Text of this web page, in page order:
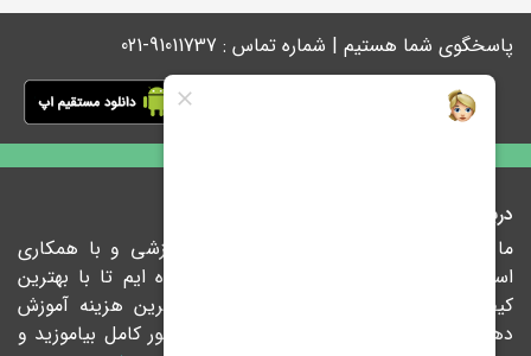
پاسخگوی شما هستیم | شماره تماس : 91011737-021
درباره ما
ما در پیشرفت با ارائه راهکارهای نوین آموزشی و با همکاری
اساتید مجرب و نام آشنای کشور متعهد شده ایم تا با بهترین
کیفیت، درس‌ها را درکوتاهترین زمان و کمترین هزینه آموزش
دهیم تا شما در هر فرصتی که بخواهید به طور کامل بیاموزید و